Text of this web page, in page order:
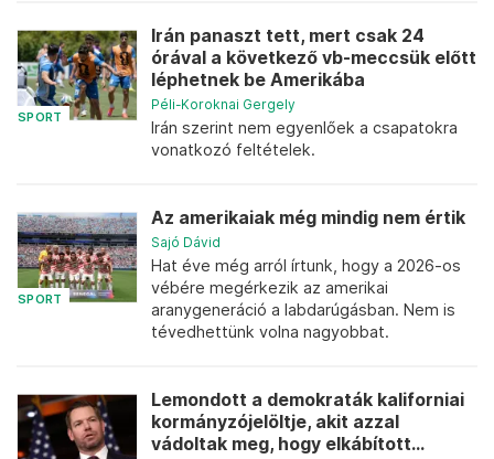
SPORT
Irán panaszt tett, mert csak 24
órával a következő vb-meccsük előtt
léphetnek be Amerikába
Péli-Koroknai Gergely
Irán szerint nem egyenlőek a csapatokra
vonatkozó feltételek.
SPORT
Az amerikaiak még mindig nem értik
Sajó Dávid
Hat éve még arról írtunk, hogy a 2026-os
vébére megérkezik az amerikai
aranygeneráció a labdarúgásban. Nem is
tévedhettünk volna nagyobbat.
Lemondott a demokraták kaliforniai
kormányzójelöltje, akit azzal
vádoltak meg, hogy elkábított...